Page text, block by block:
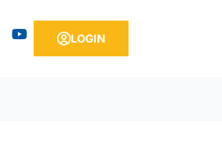
Y
o
LOGIN